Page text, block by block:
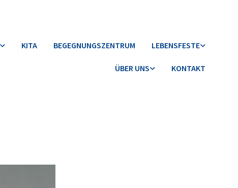
KITA BEGEGNUNGSZENTRUM LEBENSFESTE
ÜBER UNS KONTAKT